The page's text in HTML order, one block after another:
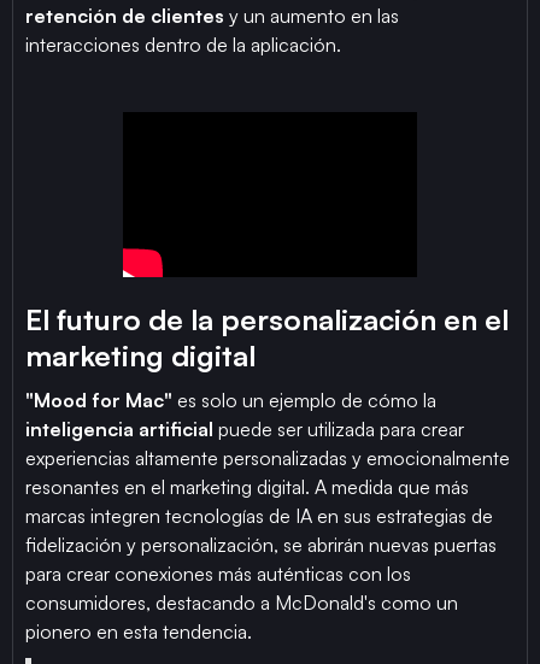
retención de clientes y un aumento en las
interacciones dentro de la aplicación.
El futuro de la personalización en el
marketing digital
"Mood for Mac" es solo un ejemplo de cómo la
inteligencia artificial puede ser utilizada para crear
experiencias altamente personalizadas y emocionalmente
resonantes en el marketing digital. A medida que más
marcas integren tecnologías de IA en sus estrategias de
fidelización y personalización, se abrirán nuevas puertas
para crear conexiones más auténticas con los
consumidores, destacando a McDonald's como un
pionero en esta tendencia.